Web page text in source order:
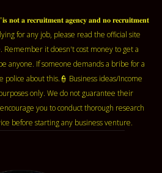
𝐧𝐨𝐭 𝐚 𝐫𝐞𝐜𝐫𝐮𝐢𝐭𝐦𝐞𝐧𝐭 𝐚𝐠𝐞𝐧𝐜𝐲 𝐚𝐧𝐝 𝐧𝐨 𝐫𝐞𝐜𝐫𝐮𝐢𝐭𝐦𝐞𝐧𝐭
for any job, please read the official site
Remember it doesn't cost money to get a
anyone. If someone demands a bribe for a
police about this.👮 Business ideas/Income
only. We do not guarantee their
you to conduct thorough research
before starting any business venture.